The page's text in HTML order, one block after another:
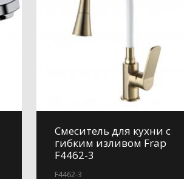
Смеситель для кухни с
гибким изливом Frap
F4462-3
F4462-3